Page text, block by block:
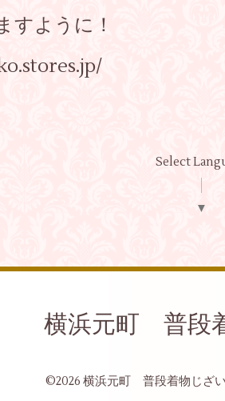
すように！
Select
▼
横浜元町 普段
©2026 横浜元町 普段着物じざ